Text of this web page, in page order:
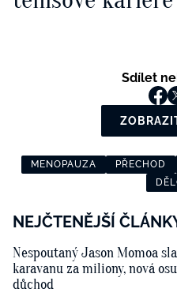
Sdílet
MENOPAUZA PŘECHOD
NEJČTENĚJŠÍ
Nespoutaný Jason Momoa
karavanu za miliony, nová
důchod